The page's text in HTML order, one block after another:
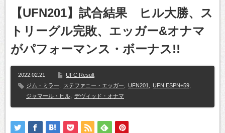
【UFN201】試合結果 ヒル大勝、ス
トリーグル完敗、エッガー&オナマ
がパフォーマンス・ボーナス!!
2022.02.21
UFC Result
ジム・ミラー
ステファニー・エッガー UFN201 UFN ESPN+59
ジャマール・ヒル
デヴィッド・オナマ